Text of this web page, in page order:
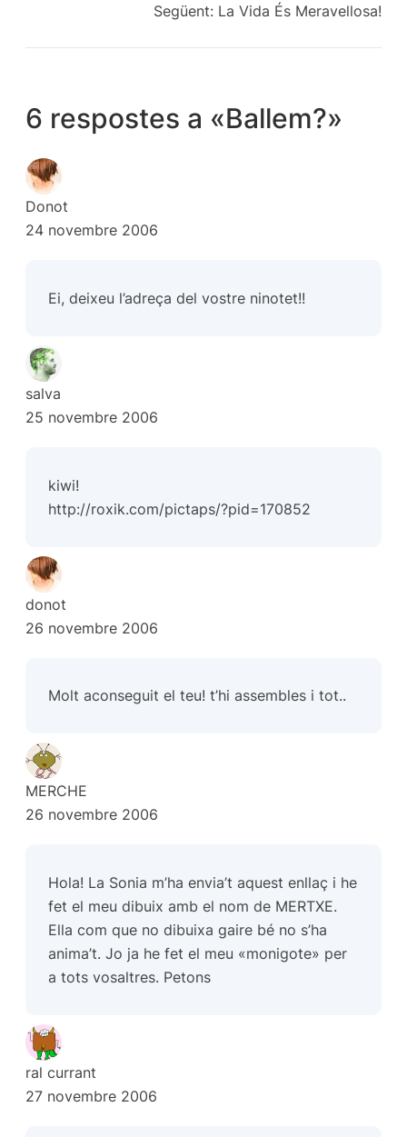
Següent: La Vida És Meravellosa!
6 respostes a «Ballem?»
Donot
24 novembre 2006
Ei, deixeu l’adreça del vostre ninotet!!
salva
25 novembre 2006
kiwi!
http://roxik.com/pictaps/?pid=170852
donot
26 novembre 2006
Molt aconseguit el teu! t’hi assembles i tot..
MERCHE
26 novembre 2006
Hola! La Sonia m’ha envia’t aquest enllaç i he
fet el meu dibuix amb el nom de MERTXE.
Ella com que no dibuixa gaire bé no s’ha
anima’t. Jo ja he fet el meu «monigote» per
a tots vosaltres. Petons
ral currant
27 novembre 2006